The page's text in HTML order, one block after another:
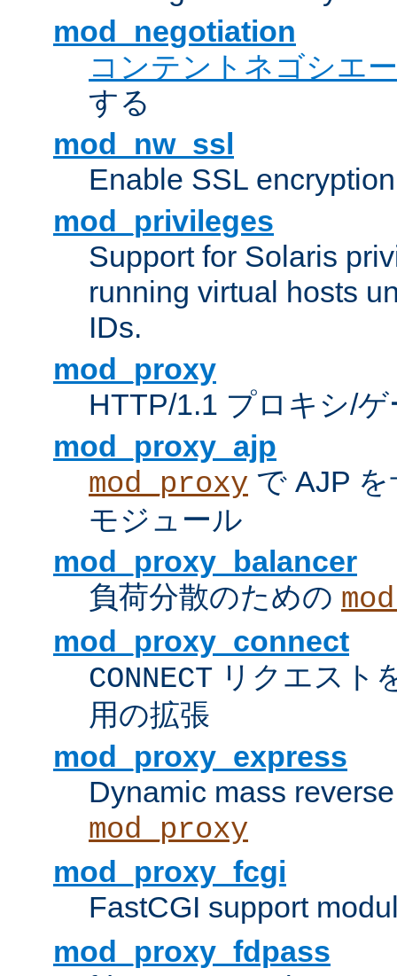
mod_negotiation
コンテントネゴシエ
する
mod_nw_ssl
Enable SSL
mod_privileges
Support for Solaris
running virtual hosts
IDs.
mod_proxy
HTTP/1.1 プロキシ/
mod_proxy_ajp
mod_proxy で AJP
モジュール
mod_proxy_balancer
負荷分散のための
mod_proxy_connect
CONNECT リクエスト
用の拡張
mod_proxy_express
Dynamic mass
mod_proxy
mod_proxy_fcgi
FastCGI support
mod_proxy_fdpass